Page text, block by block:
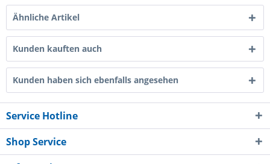
Ähnliche Artikel
Kunden kauften auch
Kunden haben sich ebenfalls angesehen
Service Hotline
Shop Service